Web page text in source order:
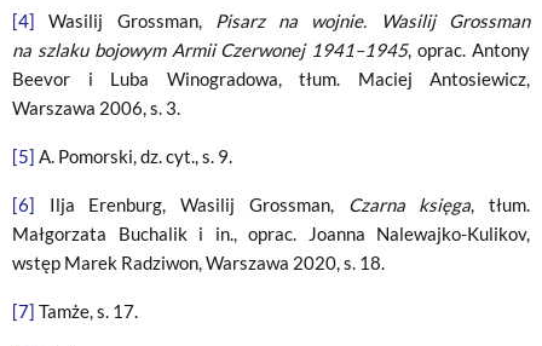
[4] Wasilij Grossman, Pisarz na wojnie. Wasilij Grossman
na szlaku bojowym Armii Czerwonej 1941–1945, oprac. Antony
Beevor i Luba Winogradowa, tłum. Maciej Antosiewicz,
Warszawa 2006, s. 3.
[5] A. Pomorski, dz. cyt., s. 9.
[6] Ilja Erenburg, Wasilij Grossman, Czarna księga, tłum.
Małgorzata Buchalik i in., oprac. Joanna Nalewajko-Kulikov,
wstęp Marek Radziwon, Warszawa 2020, s. 18.
[7] Tamże, s. 17.